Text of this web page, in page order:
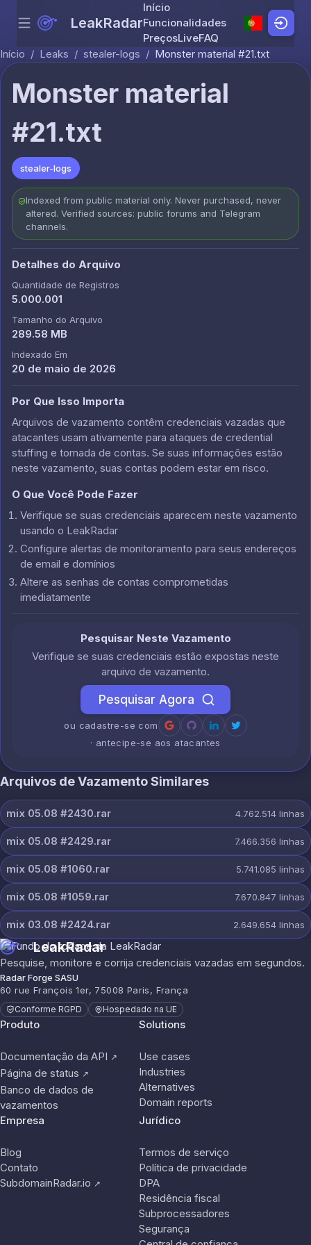
Skip to content
Menu LeakRadar
Início
Funcionalidades
PreçosLiveFAQ
Início / Leaks / stealer-logs / Monster material #21.txt
Monster material
#21.txt
stealer-logs
Indexed from public material only. Never purchased, never
altered. Verified sources: public forums and Telegram
channels.
Detalhes do Arquivo
Quantidade de Registros
5.000.001
Tamanho do Arquivo
289.58 MB
Indexado Em
20 de maio de 2026
Por Que Isso Importa
Arquivos de vazamento contêm credenciais vazadas que
atacantes usam ativamente para ataques de credential
stuffing e tomada de contas. Se suas informações estão
neste vazamento, suas contas podem estar em risco.
O Que Você Pode Fazer
Verifique se suas credenciais aparecem neste vazamento
usando o LeakRadar
Configure alertas de monitoramento para seus endereços
de email e domínios
Altere as senhas de contas comprometidas
imediatamente
Pesquisar Neste Vazamento
Verifique se suas credenciais estão expostas neste
arquivo de vazamento.
Pesquisar Agora
ou cadastre-se com
· antecipe-se aos atacantes
Arquivos de Vazamento Similares
mix 05.08 #2430.rar 4.762.514 linhas
mix 05.08 #2429.rar 7.466.356 linhas
mix 05.08 #1060.rar 5.741.085 linhas
mix 05.08 #1059.rar 7.670.847 linhas
mix 03.08 #2424.rar 2.649.654 linhas
LeakRadar
Pesquise, monitore e corrija credenciais vazadas em segundos.
Radar Forge SASU
60 rue François 1er, 75008 Paris, França
Conforme RGPD Hospedado na UE
Produto
Documentação da API ↗
Página de status ↗
Banco de dados de
vazamentos
Solutions
Use cases
Industries
Alternatives
Domain reports
Empresa
Blog
Contato
SubdomainRadar.io ↗
Jurídico
Termos de serviço
Política de privacidade
DPA
Residência fiscal
Subprocessadores
Segurança